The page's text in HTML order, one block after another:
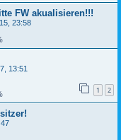
FW akualisieren!!!
23:58
13:51
1 2